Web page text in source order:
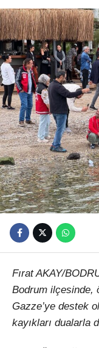
Fırat AKAY/
Bodrum ilçesinde,
Gazze’ye destek
kayıkları dualarla